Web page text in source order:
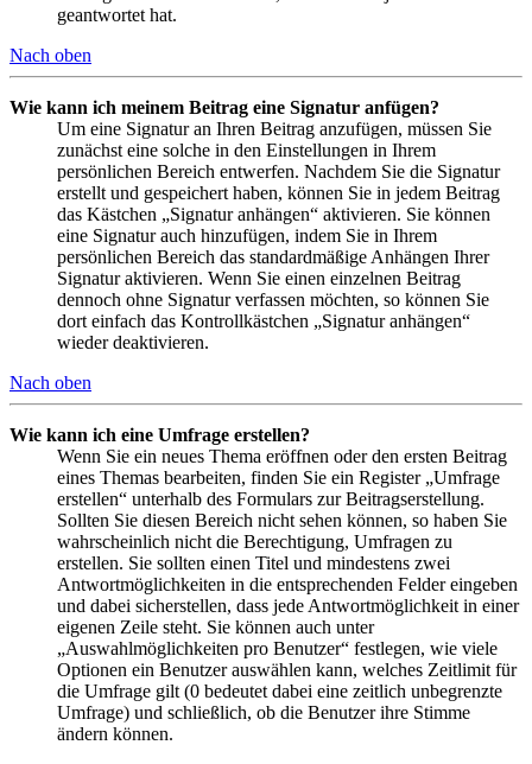
geantwortet hat.
Nach oben
Wie kann ich meinem Beitrag eine Signatur anfügen?
Um eine Signatur an Ihren Beitrag anzufügen, müssen Sie
zunächst eine solche in den Einstellungen in Ihrem
persönlichen Bereich entwerfen. Nachdem Sie die Signatur
erstellt und gespeichert haben, können Sie in jedem Beitrag
das Kästchen „Signatur anhängen“ aktivieren. Sie können
eine Signatur auch hinzufügen, indem Sie in Ihrem
persönlichen Bereich das standardmäßige Anhängen Ihrer
Signatur aktivieren. Wenn Sie einen einzelnen Beitrag
dennoch ohne Signatur verfassen möchten, so können Sie
dort einfach das Kontrollkästchen „Signatur anhängen“
wieder deaktivieren.
Nach oben
Wie kann ich eine Umfrage erstellen?
Wenn Sie ein neues Thema eröffnen oder den ersten Beitrag
eines Themas bearbeiten, finden Sie ein Register „Umfrage
erstellen“ unterhalb des Formulars zur Beitragserstellung.
Sollten Sie diesen Bereich nicht sehen können, so haben Sie
wahrscheinlich nicht die Berechtigung, Umfragen zu
erstellen. Sie sollten einen Titel und mindestens zwei
Antwortmöglichkeiten in die entsprechenden Felder eingeben
und dabei sicherstellen, dass jede Antwortmöglichkeit in einer
eigenen Zeile steht. Sie können auch unter
„Auswahlmöglichkeiten pro Benutzer“ festlegen, wie viele
Optionen ein Benutzer auswählen kann, welches Zeitlimit für
die Umfrage gilt (0 bedeutet dabei eine zeitlich unbegrenzte
Umfrage) und schließlich, ob die Benutzer ihre Stimme
ändern können.